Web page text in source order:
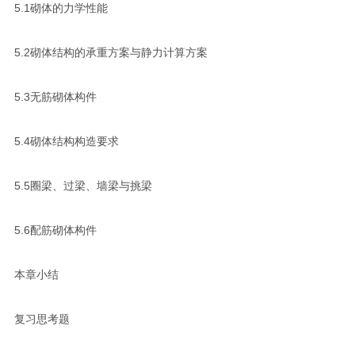
5.1砌体的力学性能
5.2砌体结构的承重方案与静力计算方案
5.3无筋砌体构件
5.4砌体结构构造要求
5.5圈梁、过梁、墙梁与挑梁
5.6配筋砌体构件
本章小结
复习思考题